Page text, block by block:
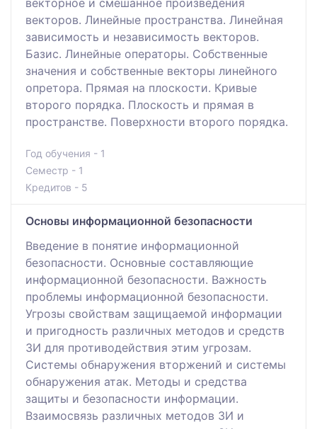
векторов. Линейные пространства. Линейная
зависимость и независимость векторов.
Базис. Линейные операторы. Собственные
значения и собственные векторы линейного
опретора. Прямая на плоскости. Кривые
второго порядка. Плоскость и прямая в
пространстве. Поверхности второго порядка.
Год обучения - 1
Семестр - 1
Кредитов - 5
Основы информационной безопасности
Введение в понятие информационной
безопасности. Основные составляющие
информационной безопасности. Важность
проблемы информационной безопасности.
Угрозы свойствам защищаемой информации
и пригодность различных методов и средств
ЗИ для противодействия этим угрозам.
Системы обнаружения вторжений и системы
обнаружения атак. Методы и средства
защиты и безопасности информации.
Взаимосвязь различных методов ЗИ и